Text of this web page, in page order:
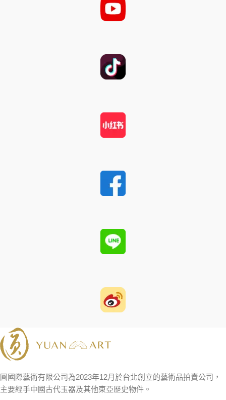
圓國際藝術有限公司為2023年12月於台北創立的藝術品拍賣公司，
主要經手中國古代玉器及其他東亞歷史物件。